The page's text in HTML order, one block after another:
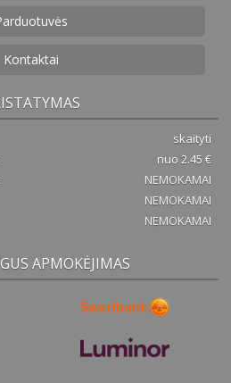
Kontaktai
skaityti
nuo 2.45 €
NEMOKAMAI
NEMOKAMAI
NEMOKAMAI
APMOKĖJIMAS